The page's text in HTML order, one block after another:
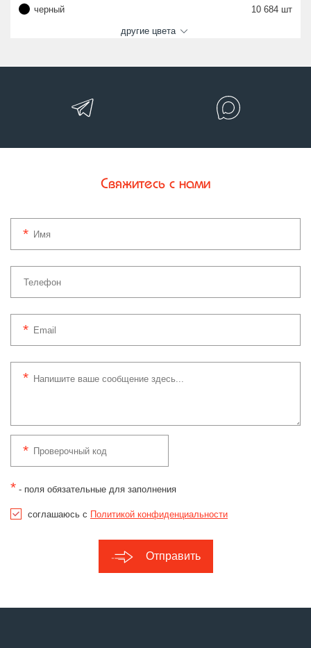
черный 10 684 шт
другие цвета
Свяжитесь с нами
* - поля обязательные для заполнения
соглашаюсь с Политикой конфиденциальности
Отправить